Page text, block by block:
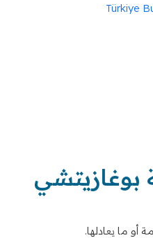
أو ما يعادلها.